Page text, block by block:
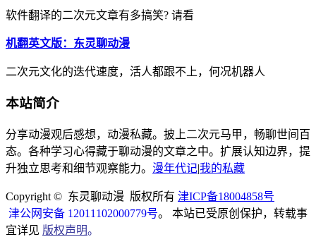
软件翻译的二次元文章有多搞笑? 请看
机翻英文版：东灵聊动漫
二次元文化的迭代速度，活人都跟不上，何况机器人
本站简介
分享动漫观后感想，动漫私藏。披上二次元马甲，畅聊世间百
态。各种学习心得藏于聊动漫的文章之中。扩展认知边界，提
升独立思考和细节观察能力。 漫年代记|我的私藏
Copyright © 东灵聊动漫 版权所有 津ICP备18004858号
津公网安备 12011102000779号。 本站已受原创保护，转载事
宜详见 版权声明。